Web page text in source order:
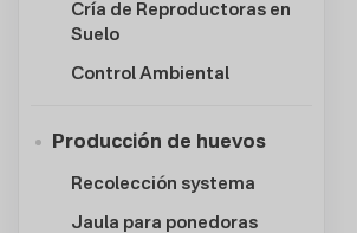
Cría de Reproductoras en
Suelo
Control Ambiental
Producción de huevos
Recolección systema
Jaula para ponedoras